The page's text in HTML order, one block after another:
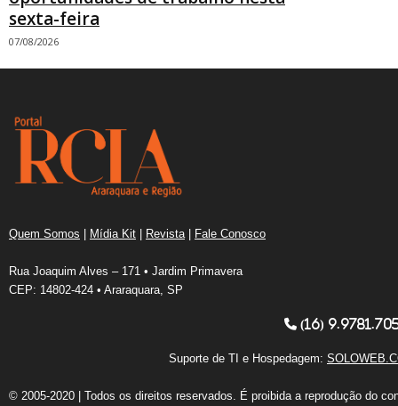
sexta-feira
07/08/2026
Quem Somos | Mídia Kit | Revista | Fale Conosco
Rua Joaquim Alves – 171 • Jardim Primavera
CEP: 14802-424 • Araraquara, SP
(16)
Suporte de TI e Hospedagem:
© 2005-2020 | Todos os direitos reservados. É proibida a reprodução do